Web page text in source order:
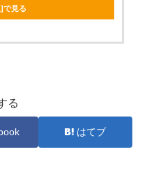
で見る
る
はてブ